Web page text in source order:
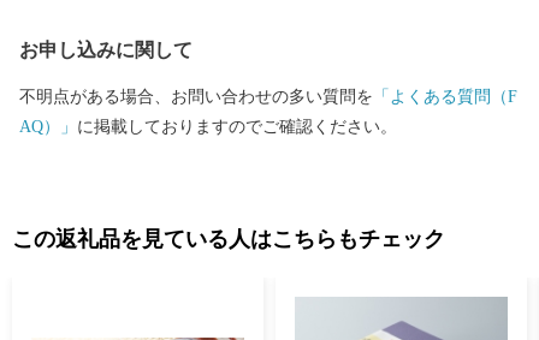
お申し込みに関して
不明点がある場合、お問い合わせの多い質問を 「よくある質問（F
AQ）」 に掲載しておりますのでご確認ください。
この返礼品を見ている人はこちらもチェック